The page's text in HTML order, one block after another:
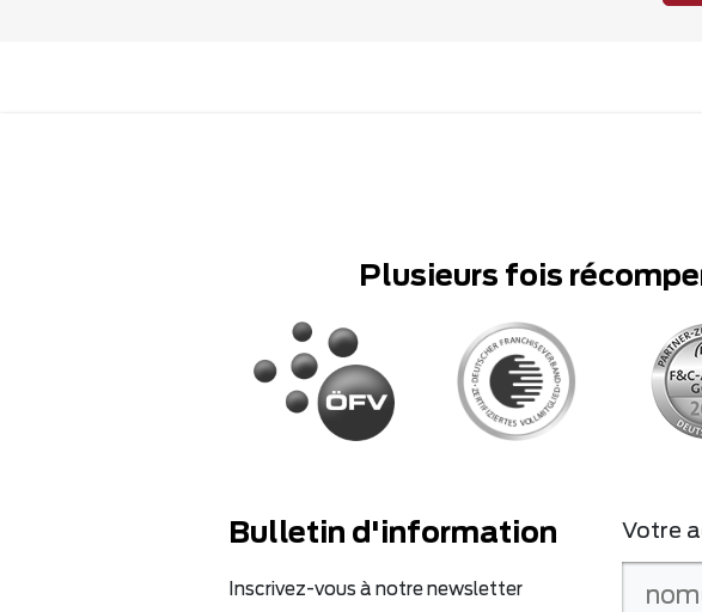
Plusieurs fois
Bulletin d'information
Inscrivez-vous à notre newsletter
Votre